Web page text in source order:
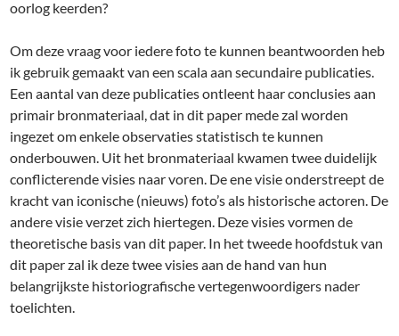
oorlog keerden?
Om deze vraag voor iedere foto te kunnen beantwoorden heb
ik gebruik gemaakt van een scala aan secundaire publicaties.
Een aantal van deze publicaties ontleent haar conclusies aan
primair bronmateriaal, dat in dit paper mede zal worden
ingezet om enkele observaties statistisch te kunnen
onderbouwen. Uit het bronmateriaal kwamen twee duidelijk
conflicterende visies naar voren. De ene visie onderstreept de
kracht van iconische (nieuws) foto’s als historische actoren. De
andere visie verzet zich hiertegen. Deze visies vormen de
theoretische basis van dit paper. In het tweede hoofdstuk van
dit paper zal ik deze twee visies aan de hand van hun
belangrijkste historiografische vertegenwoordigers nader
toelichten.